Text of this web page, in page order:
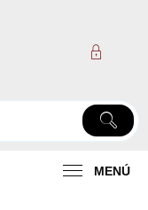
MENÚ